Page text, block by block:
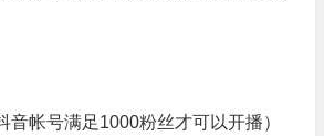
音帐号满足1000粉丝才可以开播）